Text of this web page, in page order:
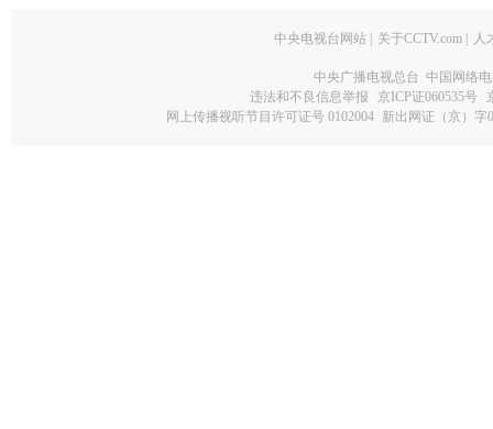
中央电视台网站 关于CCTV.com 人
中央广播电视总台 中国网络
违法和不良信息举报
京ICP证060535号
网上传播视听节目许可证号 0102004 新出网证（京）